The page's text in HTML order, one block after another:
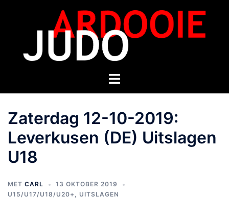
Zaterdag 12-10-2019:
Leverkusen (DE) Uitslagen
U18
MET CARL
13 OKTOBER 2019
U15/U17/U18/U20+ , UITSLAGEN